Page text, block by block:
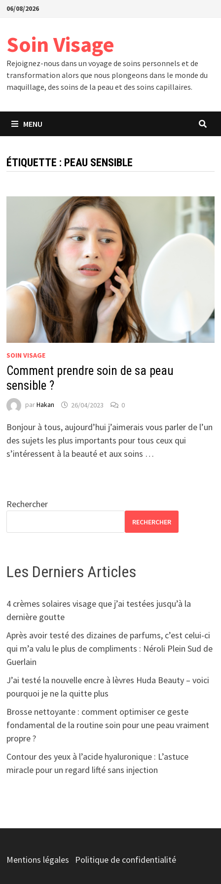
Passer
06/08/2026
Soin Visage
Rejoignez-nous dans un voyage de soins personnels et de
transformation alors que nous plongeons dans le monde du
maquillage, des soins de la peau et des soins capillaires.
MENU
ÉTIQUETTE : PEAU SENSIBLE
SOIN VISAGE
Comment prendre soin de sa peau
sensible ?
parHakan 26/04/2023 0
Bonjour à tous, aujourd’hui j’aimerais vous parler de l’un
des sujets les plus importants pour tous ceux qui
s’intéressent à la beauté et aux soins …
Rechercher
RECHERCHER
Les Derniers Articles
4 crèmes solaires visage que j’ai testées jusqu’à la
dernière goutte
Après avoir testé des dizaines de parfums, c’est celui-ci
qui m’a valu le plus de compliments : Néroli Plein Sud de
Guerlain
J’ai testé la nouvelle encre à lèvres Huda Beauty – voici
pourquoi je ne la quitte plus
Brosse nettoyante : comment optimiser ce geste
fondamental de la routine soin pour une peau vraiment
propre ?
Contour des yeux à l’acide hyaluronique : L’astuce
miracle pour un regard lifté sans injection
Mentions légales Politique de confidentialité